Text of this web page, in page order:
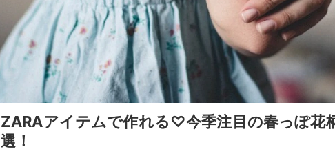
ZARAアイテムで作れる♡今季注目の春っぽ花
選！